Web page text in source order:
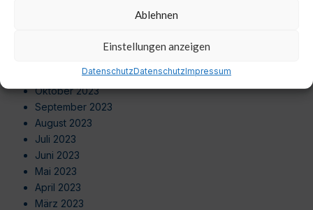
Ablehnen
Einstellungen anzeigen
DatenschutzDatenschutzImpressum
November 2023
Oktober 2023
September 2023
August 2023
Juli 2023
Juni 2023
Mai 2023
April 2023
März 2023